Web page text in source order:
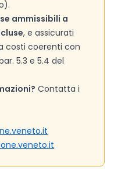
ammissibili a
, e assicurati
costi coerenti con
5.3 e 5.4 del
Contatta i